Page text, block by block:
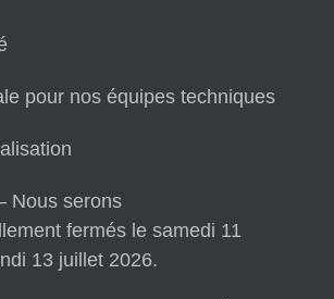
pour nos équipes techniques
Nous serons
fermés le samedi 11
13 juillet 2026.